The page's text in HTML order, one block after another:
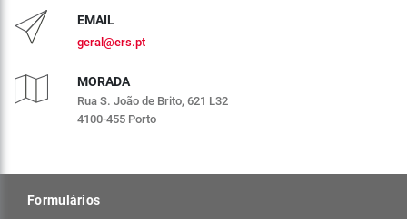
EMAIL
geral@ers.pt
MORADA
Rua S. João de Brito, 621 L32
4100-455 Porto
Formulários